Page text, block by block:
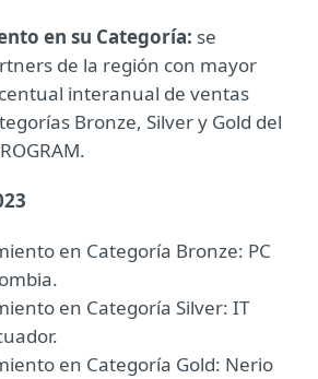
en su Categoría: se
de la región con mayor
interanual de ventas
Bronze, Silver y Gold del
en Categoría Bronze: PC
en Categoría Silver: IT
en Categoría Gold: Nerio